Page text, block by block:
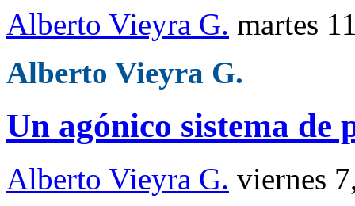
Alberto Vieyra G. martes
Alberto Vieyra G.
Un agónico sistema de
Alberto Vieyra G. viernes